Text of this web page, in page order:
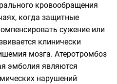
кровообращения
когда защитные
сужение или
клинически
мозга. Атеротромбоз
эмболия являются
нарушений